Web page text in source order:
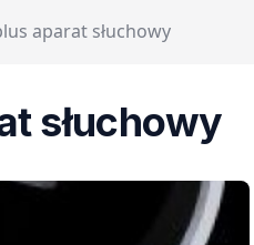
aparat słuchowy
słuchowy